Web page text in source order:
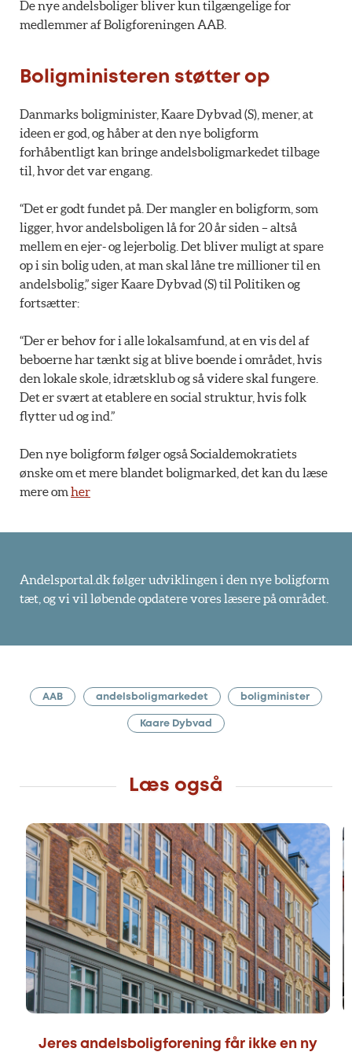
De nye andelsboliger bliver kun tilgængelige for
medlemmer af Boligforeningen AAB.
Boligministeren støtter op
Danmarks boligminister, Kaare Dybvad (S), mener, at
ideen er god, og håber at den nye boligform
forhåbentligt kan bringe andelsboligmarkedet tilbage
til, hvor det var engang.
“Det er godt fundet på. Der mangler en boligform, som
ligger, hvor andelsboligen lå for 20 år siden – altså
mellem en ejer- og lejerbolig. Det bliver muligt at spare
op i sin bolig uden, at man skal låne tre millioner til en
andelsbolig,” siger Kaare Dybvad (S) til Politiken og
fortsætter:
“Der er behov for i alle lokalsamfund, at en vis del af
beboerne har tænkt sig at blive boende i området, hvis
den lokale skole, idrætsklub og så videre skal fungere.
Det er svært at etablere en social struktur, hvis folk
flytter ud og ind.”
Den nye boligform følger også Socialdemokratiets
ønske om et mere blandet boligmarked, det kan du læse
mere om her
Andelsportal.dk følger udviklingen i den nye boligform
tæt, og vi vil løbende opdatere vores læsere på området.
AAB andelsboligmarkedet boligminister
Kaare Dybvad
Læs også
Jeres andelsboligforening får ikke en ny